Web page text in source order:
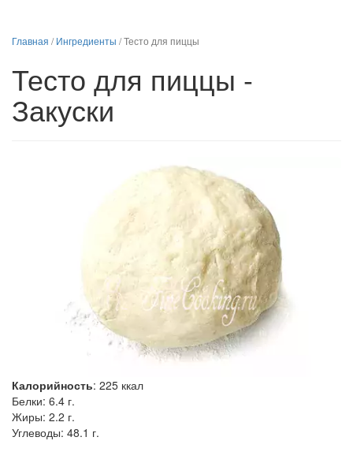
Главная /Ингредиенты /Тесто для пиццы
Тесто для пиццы -
Закуски
Калорийность: 225 ккал
Белки: 6.4 г.
Жиры: 2.2 г.
Углеводы: 48.1 г.